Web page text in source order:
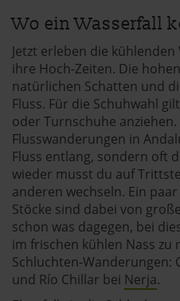
Wo ein Wasserfall
Jetzt erleben die
ihre Hoch-Zeiten. Die
natürlichen Schatten und
Fluss. Für die Schuhwahl
oder Turnschuhe
Flusswanderungen in
Fluss entlang, sondern oft
wieder musst du auf
anderen wechseln. Ein
Stöcke sind dabei von
schon was dagegen, bei
im frischen kühlen Nass zu
Schluchten-Wanderungen:
und Río Chillar bei Nerja.